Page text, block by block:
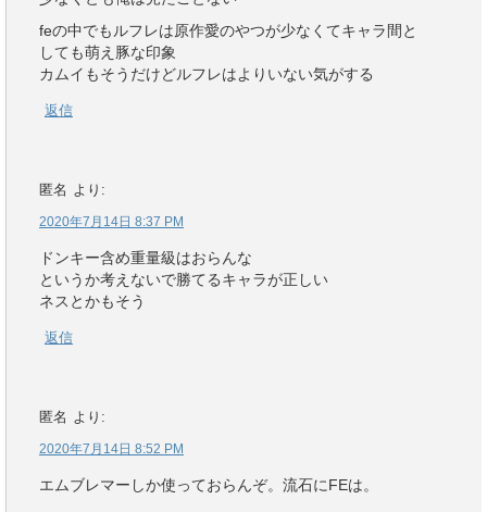
feの中でもルフレは原作愛のやつが少なくてキャラ間と
しても萌え豚な印象
カムイもそうだけどルフレはよりいない気がする
返信
匿名 より:
2020年7月14日 8:37 PM
ドンキー含め重量級はおらんな
というか考えないで勝てるキャラが正しい
ネスとかもそう
返信
匿名 より:
2020年7月14日 8:52 PM
エムブレマーしか使っておらんぞ。流石にFEは。